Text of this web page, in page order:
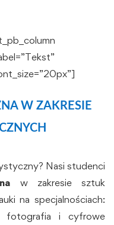
W ZAKRESIE
Nasi studenci
w zakresie sztuk
na specjalnościach:
fotografia i cyfrowe